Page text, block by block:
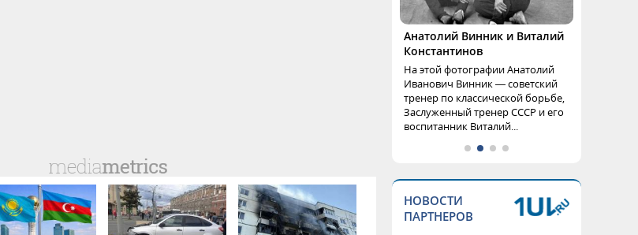
Анатолий Винник и Виталий
Константинов
На этой фотографии Анатолий
Иванович Винник — советский
тренер по классической борьбе,
Заслуженный тренер СССР и его
воспитанник Виталий...
НОВОСТИ
ПАРТНЕРОВ